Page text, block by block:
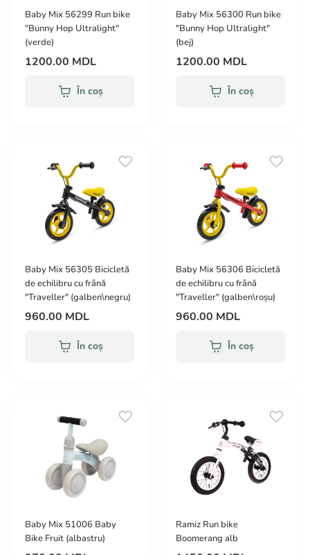
Baby Mix 56299 Run bike
"Bunny Hop Ultralight"
(verde)
1200.00 MDL
În coș
Baby Mix 56300 Run bike
"Bunny Hop Ultralight"
(bej)
1200.00 MDL
În coș
Baby Mix 56305 Bicicletă
de echilibru cu frână
"Traveller" (galben\negru)
960.00 MDL
În coș
Baby Mix 56306 Bicicletă
de echilibru cu frână
"Traveller" (galben\roșu)
960.00 MDL
În coș
Baby Mix 51006 Baby
Bike Fruit (albastru)
Ramiz Run bike
Boomerang alb